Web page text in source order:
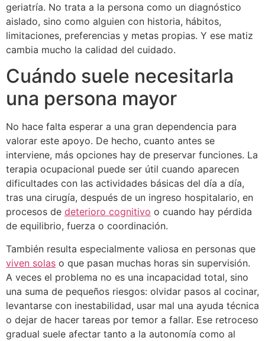
geriatría. No trata a la persona como un diagnóstico
aislado, sino como alguien con historia, hábitos,
limitaciones, preferencias y metas propias. Y ese matiz
cambia mucho la calidad del cuidado.
Cuándo suele necesitarla
una persona mayor
No hace falta esperar a una gran dependencia para
valorar este apoyo. De hecho, cuanto antes se
interviene, más opciones hay de preservar funciones. La
terapia ocupacional puede ser útil cuando aparecen
dificultades con las actividades básicas del día a día,
tras una cirugía, después de un ingreso hospitalario, en
procesos de deterioro cognitivo o cuando hay pérdida
de equilibrio, fuerza o coordinación.
También resulta especialmente valiosa en personas que
viven solas o que pasan muchas horas sin supervisión.
A veces el problema no es una incapacidad total, sino
una suma de pequeños riesgos: olvidar pasos al cocinar,
levantarse con inestabilidad, usar mal una ayuda técnica
o dejar de hacer tareas por temor a fallar. Ese retroceso
gradual suele afectar tanto a la autonomía como al